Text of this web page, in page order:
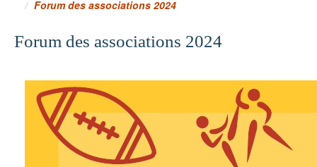
Forum des associations 2024
Forum des associations 2024